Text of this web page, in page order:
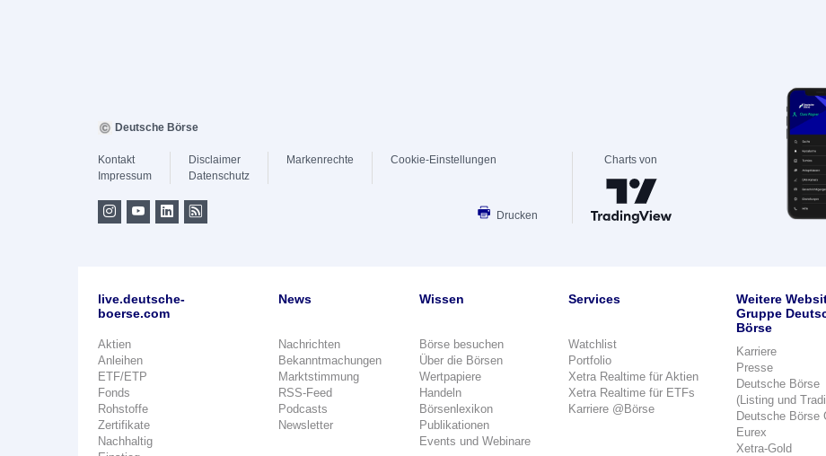
Deutsche Börse
Kontakt
Impressum
Disclaimer
Datenschutz
Markenrechte Cookie-Einstellungen
Drucken
Charts von
live.deutsche-
boerse.com
Aktien
Anleihen
ETF/ETP
Fonds
Rohstoffe
Zertifikate
Nachhaltig
News
Nachrichten
Bekanntmachungen
Marktstimmung
RSS-Feed
Podcasts
Newsletter
Wissen
Börse besuchen
Über die Börsen
Wertpapiere
Handeln
Börsenlexikon
Publikationen
Events und Webinare
Services
Watchlist
Portfolio
Xetra Realtime für Aktien
Xetra Realtime für ETFs
Karriere @Börse
Weitere
Gruppe
Börse
Karriere
Presse
Deutsche Börse
(Listing und
Deutsche Börse
Eurex
Xetra-Gold